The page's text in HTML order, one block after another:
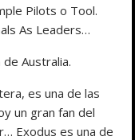
Pilots o Tool.
As Leaders…
Australia.
es una de las
un gran fan del
Exodus es una de